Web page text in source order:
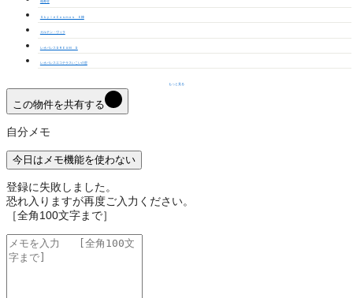
柏寿荘
ＳｋｙｌｅＣｏｓｍｏｓ Ｅ棟
ガルテン・ヴィラ
レオパレスＤＲＥＡＭ Ｄ
レオパレスエコテラスいこいの里
もっと見る
この物件を共有する
自分メモ
今日はメモ機能を使わない
登録に失敗しました。
恐れ入りますが再度ご入力ください。
［全角100文字まで］